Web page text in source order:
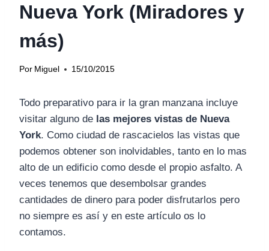
Nueva York (Miradores y
más)
Por Miguel 15/10/2015
Todo preparativo para ir la gran manzana incluye
visitar alguno de las mejores vistas de Nueva
York. Como ciudad de rascacielos las vistas que
podemos obtener son inolvidables, tanto en lo mas
alto de un edificio como desde el propio asfalto. A
veces tenemos que desembolsar grandes
cantidades de dinero para poder disfrutarlos pero
no siempre es así y en este artículo os lo
contamos.